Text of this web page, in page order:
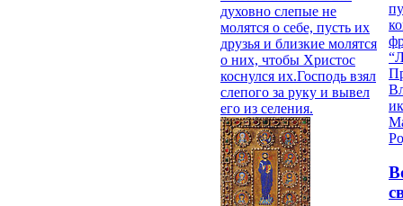
духовно слепые не
молятся о себе, пусть их
друзья и близкие молятся
о них, чтобы Христос
коснулся их.Господь взял
слепого за руку и вывел
его из селения.